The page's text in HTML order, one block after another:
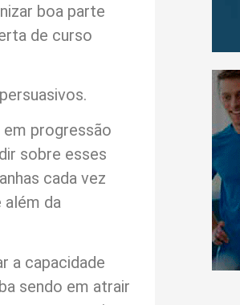
boa parte
de curso
em progressão
sobre esses
cada vez
da
a capacidade
sendo em atrair